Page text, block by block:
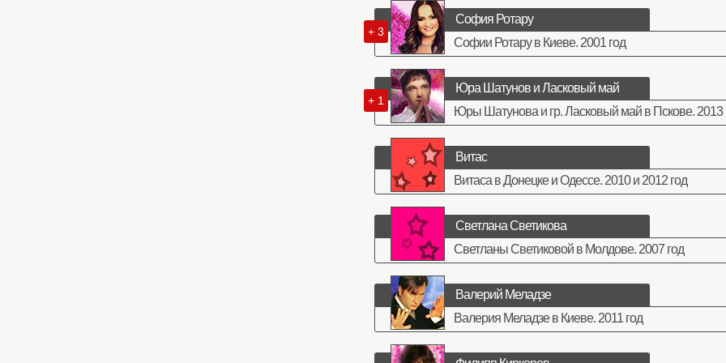
+ 3
София Ротару
Софии Ротару в Киеве. 2001 год
+ 1
Юра Шатунов и Ласковый май
Юры Шатунова и гр. Ласковый май в Пскове. 2013
Витас
Витаса в Донецке и Одессе. 2010 и 2012 год
Светлана Светикова
Светланы Светиковой в Молдове. 2007 год
Валерий Меладзе
Валерия Меладзе в Киеве. 2011 год